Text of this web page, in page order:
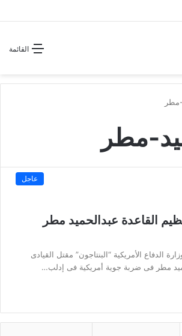
القائمة
مطر
مطر
عاجل
القاعدة عبدالحميد مطر
الدفاع الأمريكية “البنتاجون” مقتل القيادى
مطر فى ضربة جوية أمريكية فى إدلب…